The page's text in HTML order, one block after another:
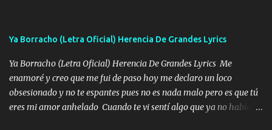
grande traemos la bandera 04 se oye por los radios y bien
ofrece también peleam'os bien atentó el compa huicho la corta al
cinto y radios colgados cuando salimos del rancho carros
blindándos y bien equipados no somos gente de problemas pero
defendemos muy bien nuestra tierra buena sombra nos cobija y el
Ya Borracho (Letra Oficial) Herencia De Grandes Lyrics
Ya Borracho (Letra Oficial) Herencia De Grandes Lyrics Me
enamoré y creo que me fui de paso hoy me declaro un loco
obsesionado y no te espantes pues no es nada malo pero es que tú
eres mi amor anhelado Cuando te vi sentí algo que ya no había